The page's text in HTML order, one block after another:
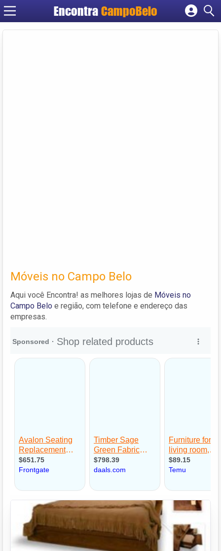
EncontraCampoBelo
Cadastrar empresa
Móveis no Campo Belo
Aqui você Encontra! as melhores lojas de Móveis no
Campo Belo e região, com telefone e endereço das
empresas.